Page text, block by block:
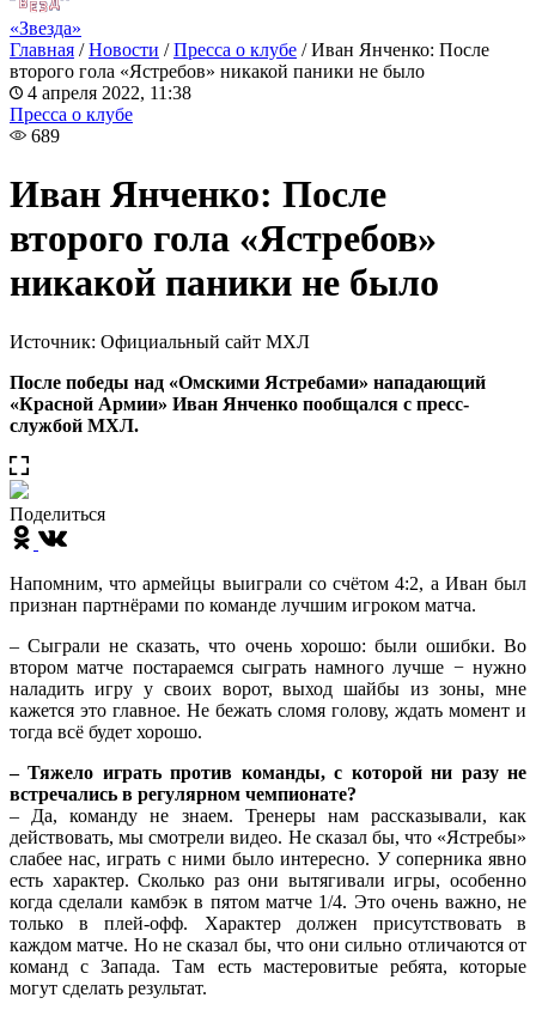
«Звезда»
Главная /Новости /Пресса о клубе /Иван Янченко: После
второго гола «Ястребов» никакой паники не было
4 апреля 2022, 11:38
Пресса о клубе
689
Иван Янченко: После
второго гола «Ястребов»
никакой паники не было
Источник: Официальный сайт МХЛ
После победы над «Омскими Ястребами» нападающий
«Красной Армии» Иван Янченко пообщался с пресс-
службой МХЛ.
Поделиться
Напомним, что армейцы выиграли со счётом 4:2, а Иван был
признан партнёрами по команде лучшим игроком матча.
– Сыграли не сказать, что очень хорошо: были ошибки. Во
втором матче постараемся сыграть намного лучше − нужно
наладить игру у своих ворот, выход шайбы из зоны, мне
кажется это главное. Не бежать сломя голову, ждать момент и
тогда всё будет хорошо.
– Тяжело играть против команды, с которой ни разу не
встречались в регулярном чемпионате?
– Да, команду не знаем. Тренеры нам рассказывали, как
действовать, мы смотрели видео. Не сказал бы, что «Ястребы»
слабее нас, играть с ними было интересно. У соперника явно
есть характер. Сколько раз они вытягивали игры, особенно
когда сделали камбэк в пятом матче 1/4. Это очень важно, не
только в плей-офф. Характер должен присутствовать в
каждом матче. Но не сказал бы, что они сильно отличаются от
команд с Запада. Там есть мастеровитые ребята, которые
могут сделать результат.